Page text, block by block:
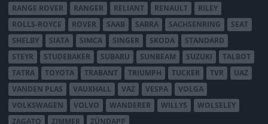
RANGE ROVER
RANGER RELIANT RENAULT
RILEY
ROLLS-ROYCE
ROVER SAAB SABRA SACHSENRING
SEAT
SHELBY
SIATA SIMCA SINGER SKODA
STANDARD
STEYR
STUDEBAKER SUBARU SUNBEAM SUZUKI
TALBOT
TATRA
TOYOTA TRABANT TRIUMPH TUCKER TVR
UAZ
VANDEN PLAS
VAUXHALL VAZ VESPA
VOLGA
VOLKSWAGEN
VOLVO WANDERER WILLYS
WOLSELEY
ZAGATO
ZIMMER ZÜNDAPP